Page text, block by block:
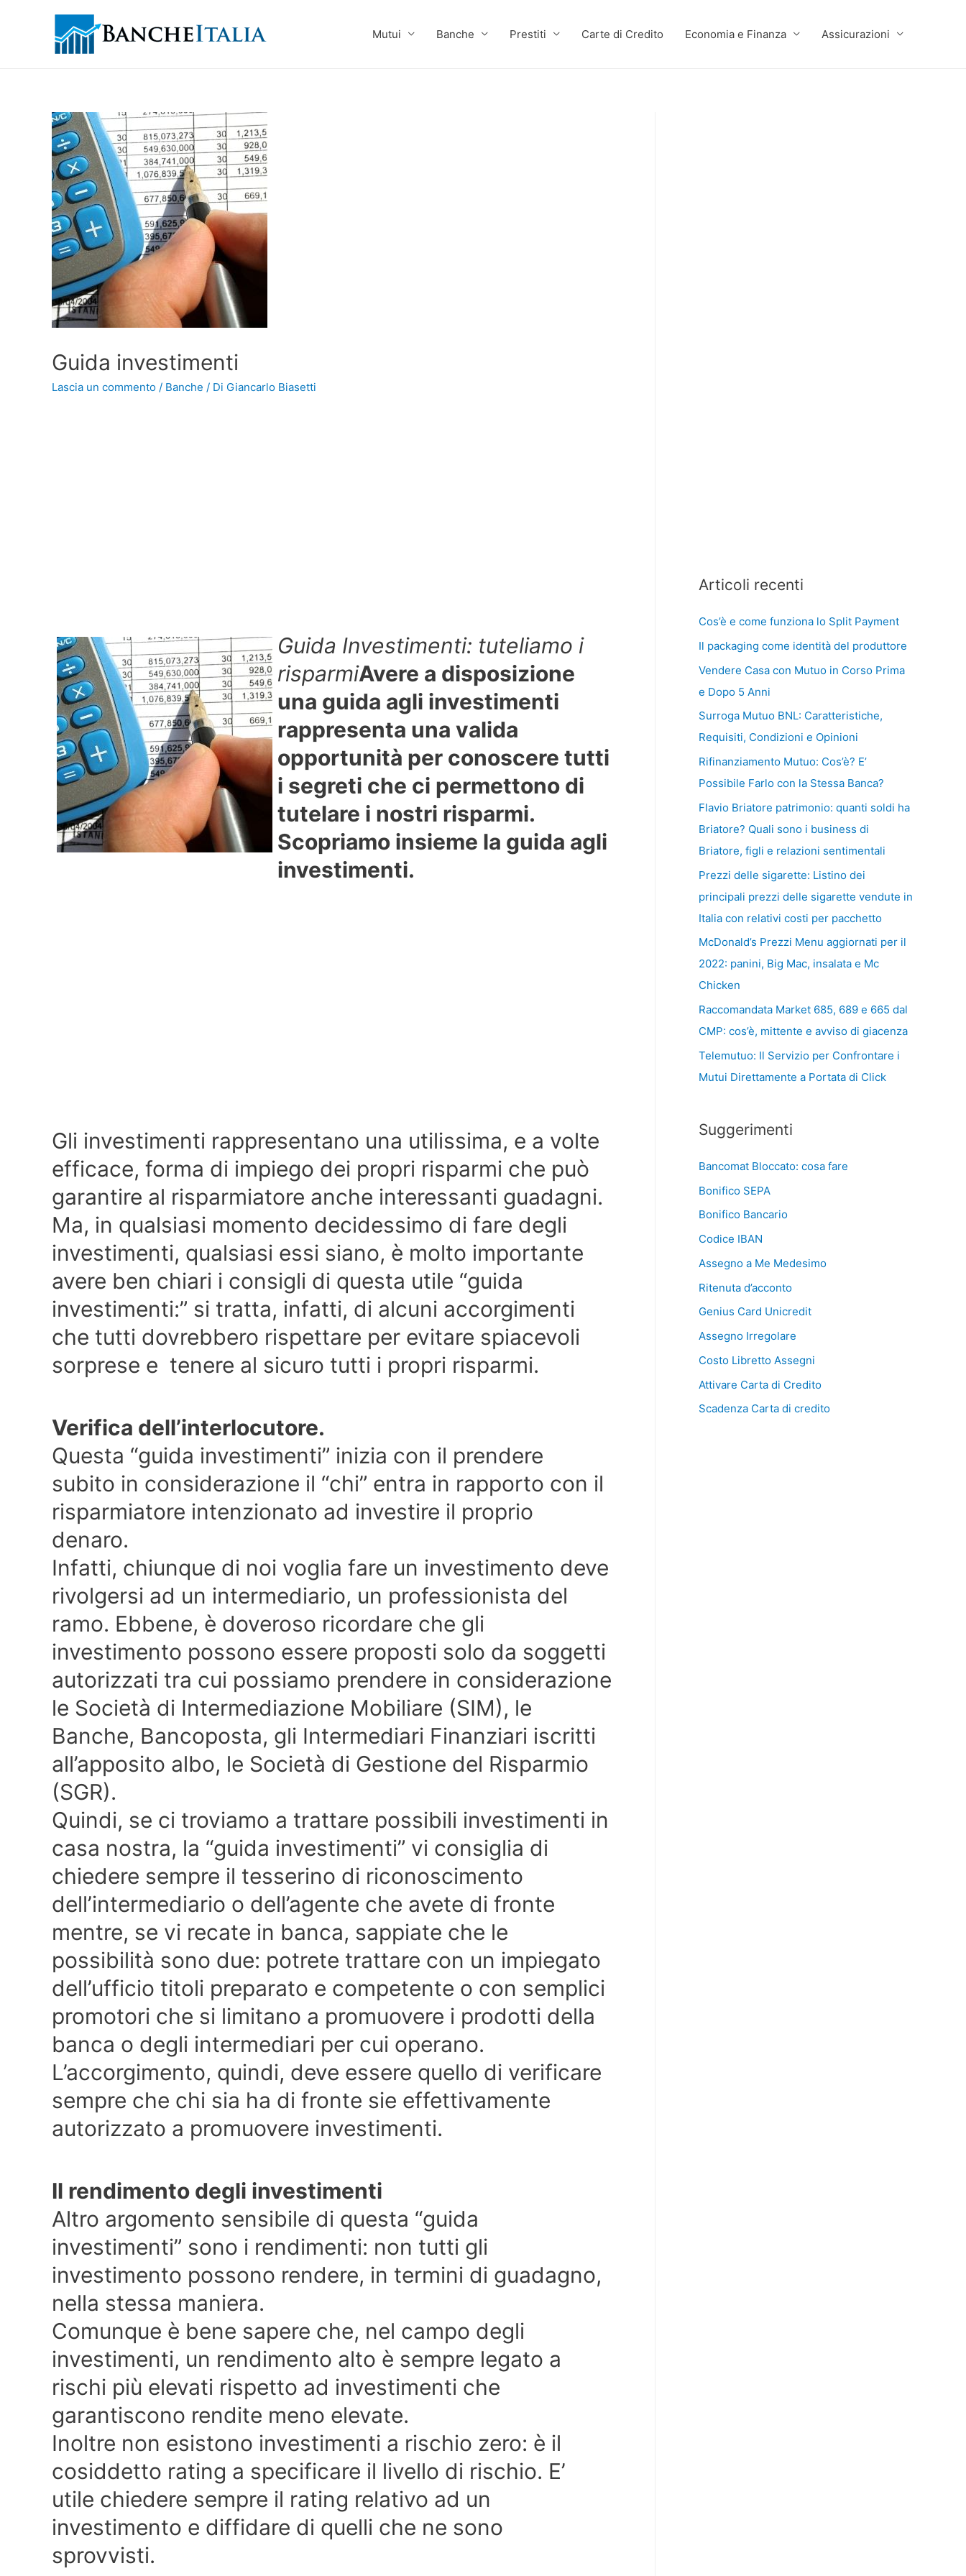
Mutui Banche Prestiti Carte di Credito Economia e Finanza Assicurazioni
Guida investimenti
Lascia un commento / Banche / Di Giancarlo Biasetti
Guida Investimenti: tuteliamo i
risparmiAvere a disposizione
una guida agli investimenti
rappresenta una valida
opportunità per conoscere tutti
i segreti che ci permettono di
tutelare i nostri risparmi.
Scopriamo insieme la guida agli
investimenti.
Gli investimenti rappresentano una utilissima, e a volte
efficace, forma di impiego dei propri risparmi che può
garantire al risparmiatore anche interessanti guadagni.
Ma, in qualsiasi momento decidessimo di fare degli
investimenti, qualsiasi essi siano, è molto importante
avere ben chiari i consigli di questa utile “guida
investimenti:” si tratta, infatti, di alcuni accorgimenti
che tutti dovrebbero rispettare per evitare spiacevoli
sorprese e tenere al sicuro tutti i propri risparmi.
Verifica dell’interlocutore.
Questa “guida investimenti” inizia con il prendere
subito in considerazione il “chi” entra in rapporto con il
risparmiatore intenzionato ad investire il proprio
denaro.
Infatti, chiunque di noi voglia fare un investimento deve
rivolgersi ad un intermediario, un professionista del
ramo. Ebbene, è doveroso ricordare che gli
investimento possono essere proposti solo da soggetti
autorizzati tra cui possiamo prendere in considerazione
le Società di Intermediazione Mobiliare (SIM), le
Banche, Bancoposta, gli Intermediari Finanziari iscritti
all’apposito albo, le Società di Gestione del Risparmio
(SGR).
Quindi, se ci troviamo a trattare possibili investimenti in
casa nostra, la “guida investimenti” vi consiglia di
chiedere sempre il tesserino di riconoscimento
dell’intermediario o dell’agente che avete di fronte
mentre, se vi recate in banca, sappiate che le
possibilità sono due: potrete trattare con un impiegato
dell’ufficio titoli preparato e competente o con semplici
promotori che si limitano a promuovere i prodotti della
banca o degli intermediari per cui operano.
L’accorgimento, quindi, deve essere quello di verificare
sempre che chi sia ha di fronte sie effettivamente
autorizzato a promuovere investimenti.
Il rendimento degli investimenti
Altro argomento sensibile di questa “guida
investimenti” sono i rendimenti: non tutti gli
investimento possono rendere, in termini di guadagno,
nella stessa maniera.
Comunque è bene sapere che, nel campo degli
investimenti, un rendimento alto è sempre legato a
rischi più elevati rispetto ad investimenti che
garantiscono rendite meno elevate.
Inoltre non esistono investimenti a rischio zero: è il
cosiddetto rating a specificare il livello di rischio. E’
utile chiedere sempre il rating relativo ad un
investimento e diffidare di quelli che ne sono
sprovvisti.
Articoli recenti
Cos’è e come funziona lo Split Payment
Il packaging come identità del produttore
Vendere Casa con Mutuo in Corso Prima
e Dopo 5 Anni
Surroga Mutuo BNL: Caratteristiche,
Requisiti, Condizioni e Opinioni
Rifinanziamento Mutuo: Cos’è? E’
Possibile Farlo con la Stessa Banca?
Flavio Briatore patrimonio: quanti soldi ha
Briatore? Quali sono i business di
Briatore, figli e relazioni sentimentali
Prezzi delle sigarette: Listino dei
principali prezzi delle sigarette vendute in
Italia con relativi costi per pacchetto
McDonald’s Prezzi Menu aggiornati per il
2022: panini, Big Mac, insalata e Mc
Chicken
Raccomandata Market 685, 689 e 665 dal
CMP: cos’è, mittente e avviso di giacenza
Telemutuo: Il Servizio per Confrontare i
Mutui Direttamente a Portata di Click
Suggerimenti
Bancomat Bloccato: cosa fare
Bonifico SEPA
Bonifico Bancario
Codice IBAN
Assegno a Me Medesimo
Ritenuta d’acconto
Genius Card Unicredit
Assegno Irregolare
Costo Libretto Assegni
Attivare Carta di Credito
Scadenza Carta di credito